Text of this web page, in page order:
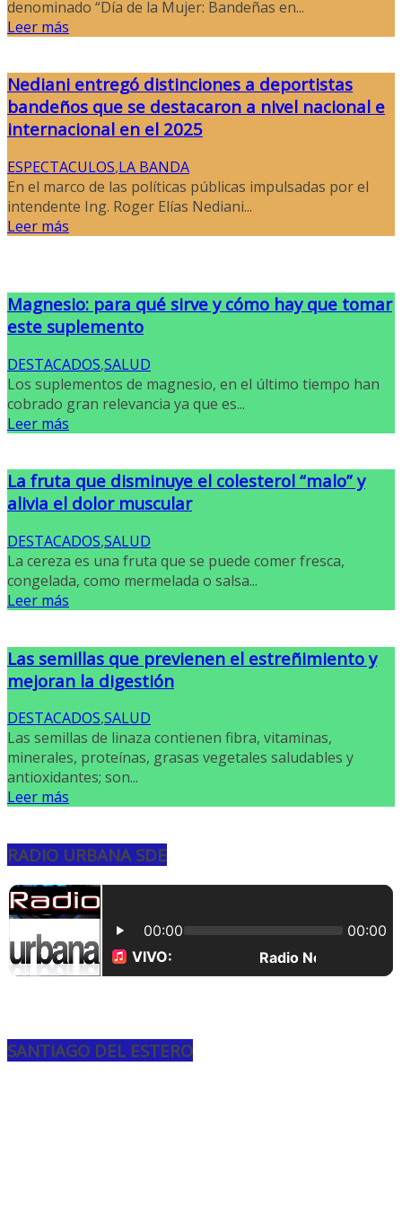
denominado “Día de la Mujer: Bandeñas en...
Leer más
Nediani entregó distinciones a deportistas
bandeños que se destacaron a nivel nacional e
internacional en el 2025
ESPECTACULOS,LA BANDA
En el marco de las políticas públicas impulsadas por el
intendente Ing. Roger Elías Nediani...
Leer más
Magnesio: para qué sirve y cómo hay que tomar
este suplemento
DESTACADOS,SALUD
Los suplementos de magnesio, en el último tiempo han
cobrado gran relevancia ya que es...
Leer más
La fruta que disminuye el colesterol “malo” y
alivia el dolor muscular
DESTACADOS,SALUD
La cereza es una fruta que se puede comer fresca,
congelada, como mermelada o salsa...
Leer más
Las semillas que previenen el estreñimiento y
mejoran la digestión
DESTACADOS,SALUD
Las semillas de linaza contienen fibra, vitaminas,
minerales, proteínas, grasas vegetales saludables y
antioxidantes; son...
Leer más
RADIO URBANA SDE
SANTIAGO DEL ESTERO